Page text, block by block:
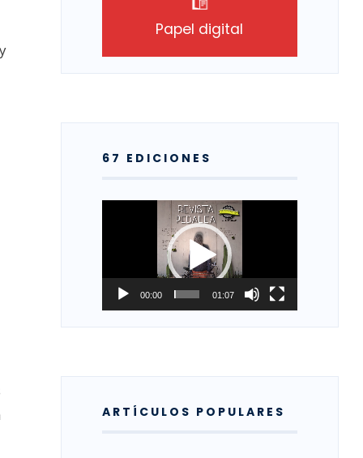
Papel digital
67 EDICIONES
Reproductor
00:00 01:07
ARTÍCULOS POPULARES